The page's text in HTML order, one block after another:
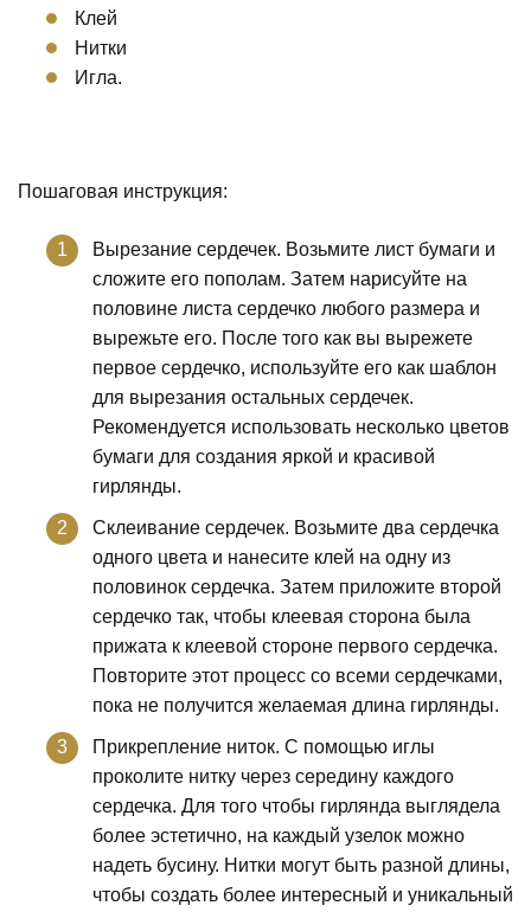
Клей
Нитки
Игла.
Пошаговая инструкция:
Вырезание сердечек. Возьмите лист бумаги и
сложите его пополам. Затем нарисуйте на
половине листа сердечко любого размера и
вырежьте его. После того как вы вырежете
первое сердечко, используйте его как шаблон
для вырезания остальных сердечек.
Рекомендуется использовать несколько цветов
бумаги для создания яркой и красивой
гирлянды.
Склеивание сердечек. Возьмите два сердечка
одного цвета и нанесите клей на одну из
половинок сердечка. Затем приложите второй
сердечко так, чтобы клеевая сторона была
прижата к клеевой стороне первого сердечка.
Повторите этот процесс со всеми сердечками,
пока не получится желаемая длина гирлянды.
Прикрепление ниток. С помощью иглы
проколите нитку через середину каждого
сердечка. Для того чтобы гирлянда выглядела
более эстетично, на каждый узелок можно
надеть бусину. Нитки могут быть разной длины,
чтобы создать более интересный и уникальный